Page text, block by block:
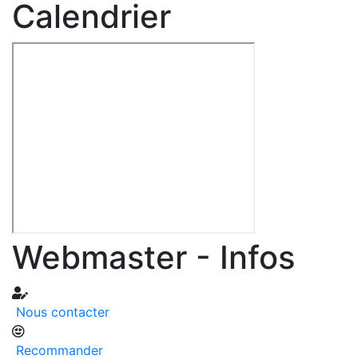
Calendrier
Webmaster - Infos
Nous contacter
Recommander